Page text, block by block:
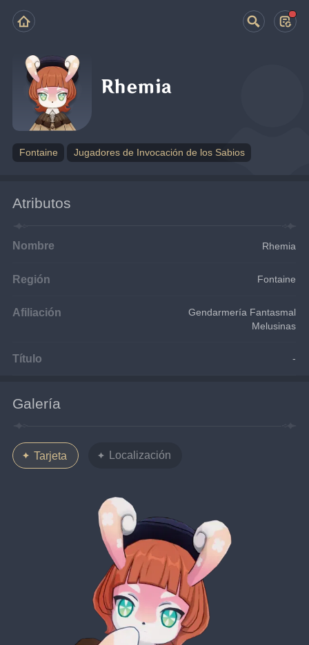
Rhemia
Fontaine Jugadores de Invocación de los Sabios
Atributos
Nombre Rhemia
Región Fontaine
Afiliación
Gendarmería Fantasmal
Melusinas
Título -
Galería
Tarjeta Localización